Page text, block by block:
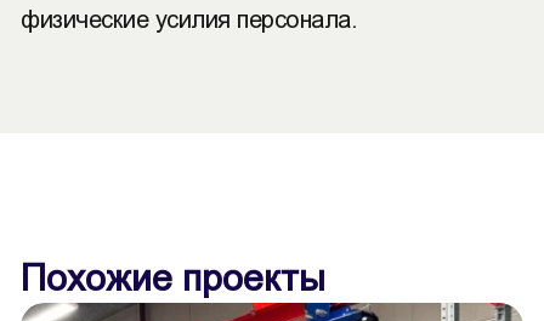
физические усилия персонала.
Похожие проекты